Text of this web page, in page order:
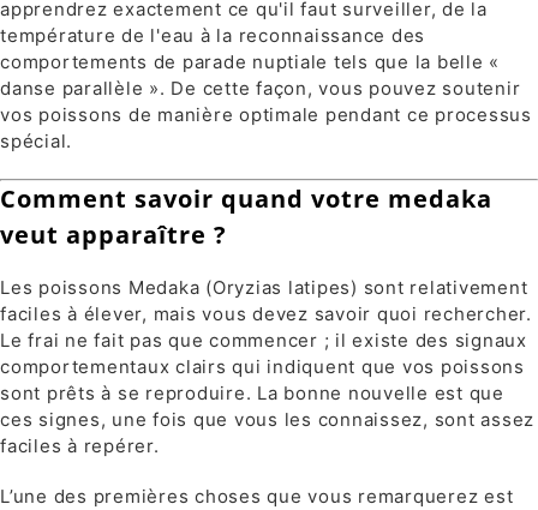
apprendrez exactement ce qu'il faut surveiller, de la
température de l'eau à la reconnaissance des
comportements de parade nuptiale tels que la belle «
danse parallèle ». De cette façon, vous pouvez soutenir
vos poissons de manière optimale pendant ce processus
spécial.
Comment savoir quand votre medaka
veut apparaître ?
Les poissons Medaka (Oryzias latipes) sont relativement
faciles à élever, mais vous devez savoir quoi rechercher.
Le frai ne fait pas que commencer ; il existe des signaux
comportementaux clairs qui indiquent que vos poissons
sont prêts à se reproduire. La bonne nouvelle est que
ces signes, une fois que vous les connaissez, sont assez
faciles à repérer.
L’une des premières choses que vous remarquerez est